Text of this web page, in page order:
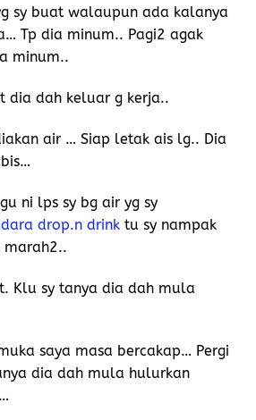
sy buat walaupun ada kalanya
Tp dia minum.. Pagi2 agak
minum..
dia dah keluar g kerja..
air … Siap letak ais lg.. Dia
ni lps sy bg air yg sy
drop.n drink tu sy nampak
marah2..
Klu sy tanya dia dah mula
saya masa bercakap… Pergi
dia dah mula hulurkan